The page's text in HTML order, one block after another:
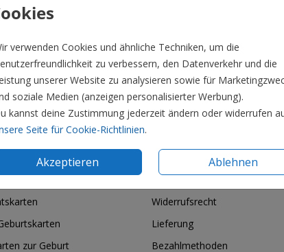
verwenden Cookies und ähnliche Techniken, um die
zu verbessern, den Datenverkehr und die
unserer Website zu analysieren sowie für
soziale Medien (anzeigen personalisierter Werbung).
kannst deine Zustimmung jederzeit ändern oder widerrufen
Seite für Cookie-Richtlinien.
Akzeptieren Ablehnen
Preis:
& Feiertage
zur Geburt
Informationen
Widerrufsrecht
Lieferung
Bezahlmethoden